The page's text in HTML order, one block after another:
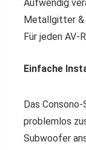
Aufwendig
Metallgitter &
Für jeden AV-
Einfache
Das
problemlos
Subwoofer